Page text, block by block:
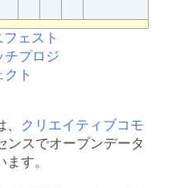
クリエイティブコモ
ンスでオープンデータ
す。